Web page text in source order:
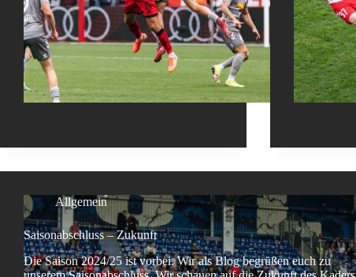
Allgemein
Saisonabschluss – Zukunft
Die Saison 2024/25 ist vorbei. Wir als Blog begrüßen euch zu